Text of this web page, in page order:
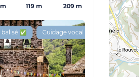
119 m 209 m
✅ Guidage vocal 🔊